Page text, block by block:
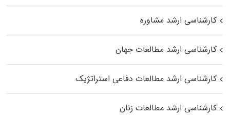
کارشناسی ارشد مشاوره
کارشناسی ارشد مطالعات جهان
کارشناسی ارشد مطالعات دفاعی استراتژیک
کارشناسی ارشد مطالعات زنان